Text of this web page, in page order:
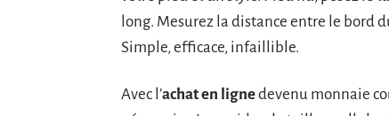
long. Mesurez la distance entre le bord
Simple, efficace, infaillible.
Avec l’achat en lignedevenu monnaie